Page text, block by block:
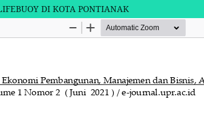
DI KOTA PONTIANAK